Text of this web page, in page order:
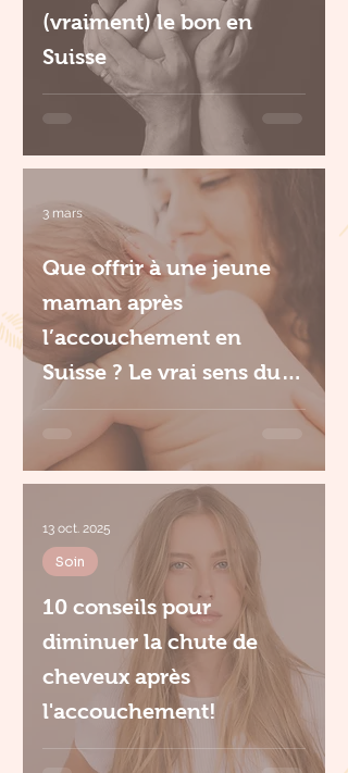
(vraiment) le bon en
Suisse
Que offrir à une jeune
maman après
l’accouchement en
Suisse ? Le vrai sens du
cadeau de naissance.
3 mars
10 conseils pour
diminuer la chute de
cheveux après
l'accouchement!
Soin
13 oct. 2025